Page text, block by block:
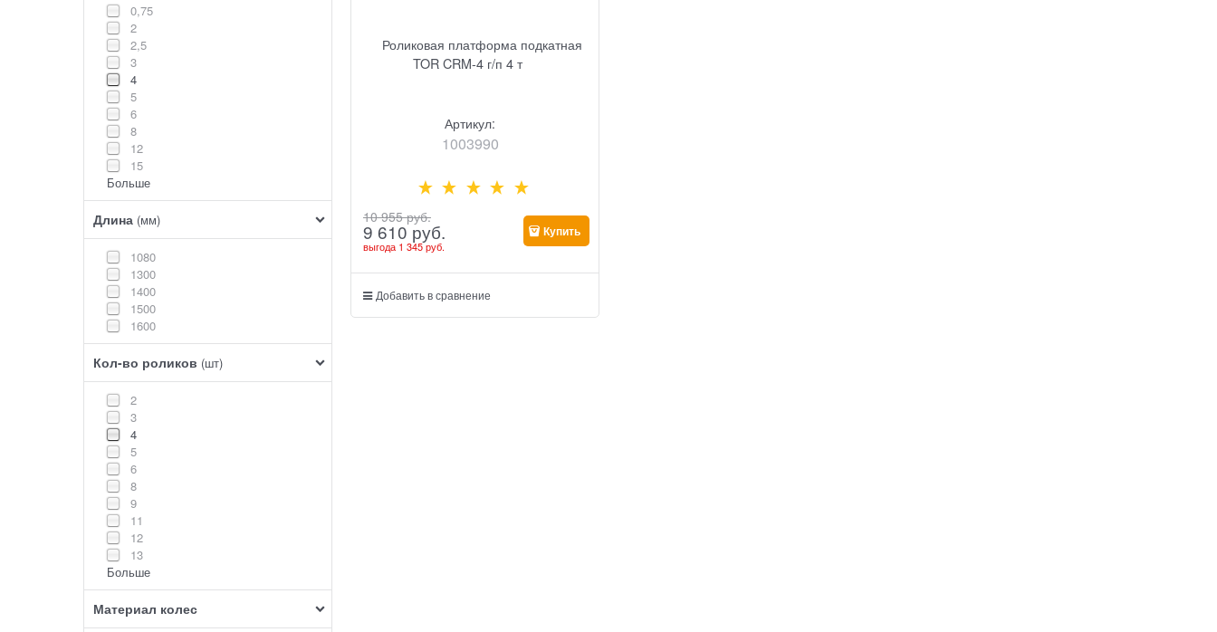
0,75
2
2,5
3
4
5
6
8
12
15
Больше
Длина (мм)
1080
1300
1400
1500
1600
Кол-во роликов (шт)
2
3
4
5
6
8
9
11
12
13
Больше
Материал колес
Роликовая платформа подкатная
TOR CRM-4 г/п 4 т
Артикул:
1003990
10 955 руб.
9 610 руб.
выгода 1 345 руб.
Купить
Добавить в сравнение